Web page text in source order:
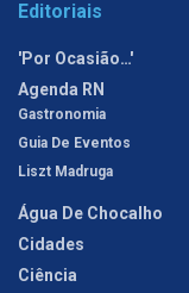
Editoriais
'Por Ocasião…'
Agenda RN
Gastronomia
Guia De Eventos
Liszt Madruga
Água De Chocalho
Cidades
Ciência